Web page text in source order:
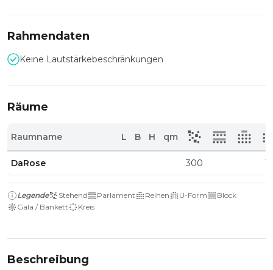
Rahmendaten
Keine Lautstärkebeschränkungen
Räume
Raumname L B H qm
DaRose 300 16
Legende Stehend Parlament Reihen U-Form
Block
Gala / Bankett
Kreis
Beschreibung